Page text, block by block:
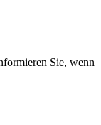
Sie, wenn